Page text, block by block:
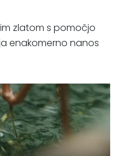
zlatom s pomočjo
enakomerno nanos